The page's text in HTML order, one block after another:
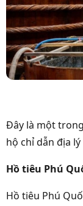
Đây là một
hộ chỉ dẫn địa
Hồ tiêu Phú
Hồ tiêu Phú